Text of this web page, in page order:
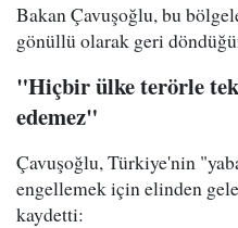
Bakan Çavuşoğlu, bu
gönüllü olarak geri
"Hiçbir ülke terörle tek
edemez"
Çavuşoğlu, Türkiye'nin
engellemek için elinden
kaydetti: